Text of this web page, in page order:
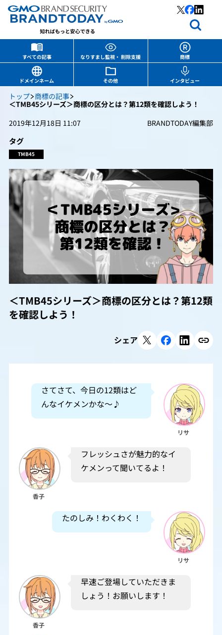
すべての記事 なりすまし監視・ 削除支援
商標
ドメインネーム
その他 インタビュー
トップ 商標の記事
＜TMB45シリーズ＞商標の区分とは？第12類を確認しよう！
2019年12月18日 11:07
BRANDTODAY編集部
タグ
TMB45
＜TMB45シリーズ＞商標の区分とは？第12類
を確認しよう！
シェア
さてさて、今日の12類はど
んなイケメンかな～♪
リサ
香子
フレッシュさが魅力的なイ
ケメンって聞いてるよ！
たのしみ！わくわく！
リサ
香子
早速ご登場していただきま
しょう！お願いします！